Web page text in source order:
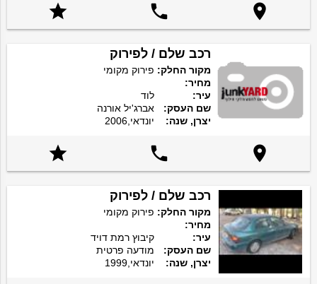



רכב שלם / לפירוק
מקור החלק: פירוק מקומי
מחיר:
עיר:
לוד
שם העסק:
אברג'יל אורנה
יצרן, שנה:
יונדאי,2006



רכב שלם / לפירוק
מקור החלק: פירוק מקומי
מחיר:
עיר:
קיבוץ רמת דויד
שם העסק:
מודעה פרטית
יצרן, שנה:
יונדאי,1999